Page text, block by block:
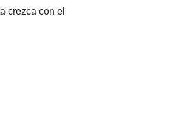
crezca con el